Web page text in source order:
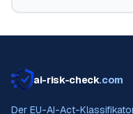
ai-risk-check.com
Der EU-AI-Act-